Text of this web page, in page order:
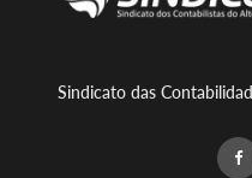
Sindicato das